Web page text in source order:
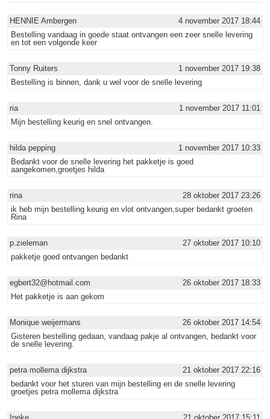
HENNIE Ambergen
4 november 2017 18:44
Bestelling vandaag in goede staat ontvangen een zeer snelle levering
en tot een volgende keer
Tonny Ruiters
1 november 2017 19:38
Bestelling is binnen, dank u wel voor de snelle levering
ria
1 november 2017 11:01
Mijn bestelling keurig en snel ontvangen.
hilda pepping
1 november 2017 10:33
Bedankt voor de snelle levering het pakketje is goed
aangekomen,groetjes hilda
rina
28 oktober 2017 23:26
ik heb mijn bestelling keurig en vlot ontvangen,super bedankt groeten
Rina
p.zieleman
27 oktober 2017 10:10
pakketje goed ontvangen bedankt
egbert32@hotmail.com
26 oktober 2017 18:33
Het pakketje is aan gekom
Monique weijermans
26 oktober 2017 14:54
Gisteren bestelling gedaan, vandaag pakje al ontvangen, bedankt voor
de snelle levering.
petra mollema dijkstra
21 oktober 2017 22:16
bedankt voor het sturen van mijn bestelling en de snelle levering
groetjes petra mollema dijkstra